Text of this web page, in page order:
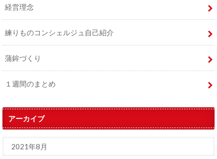
経営理念
練りものコンシェルジュ自己紹介
蒲鉾づくり
１週間のまとめ
アーカイブ